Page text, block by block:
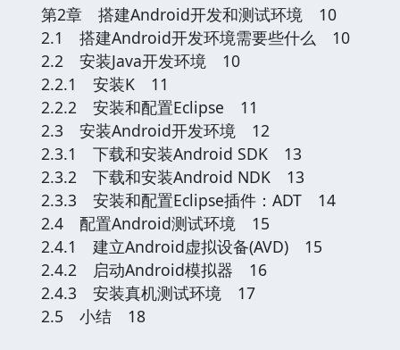
第2章 搭建Android开发和测试环境 10
2.1 搭建Android开发环境需要些什么 10
2.2 安装Java开发环境 10
2.2.1 安装K 11
2.2.2 安装和配置Eclipse 11
2.3 安装Android开发环境 12
2.3.1 下载和安装Android SDK 13
2.3.2 下载和安装Android NDK 13
2.3.3 安装和配置Eclipse插件：ADT 14
2.4 配置Android测试环境 15
2.4.1 建立Android虚拟设备(AVD) 15
2.4.2 启动Android模拟器 16
2.4.3 安装真机测试环境 17
2.5 小结 18